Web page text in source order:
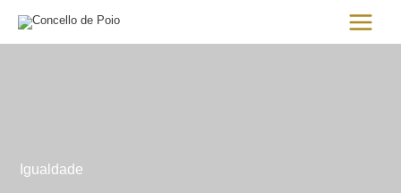
contenido
Main
Menu
Igualdade